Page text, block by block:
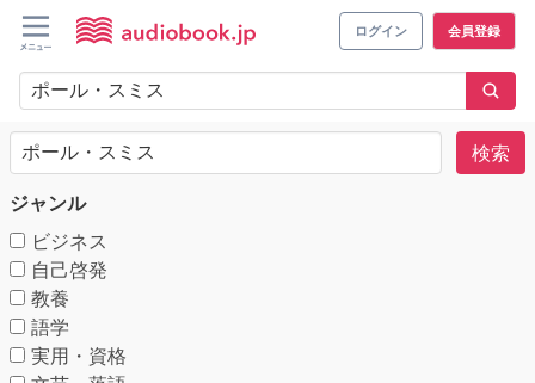
ログイン 会員登録
検索
ジャンル
ビジネス
自己啓発
教養
語学
実用・資格